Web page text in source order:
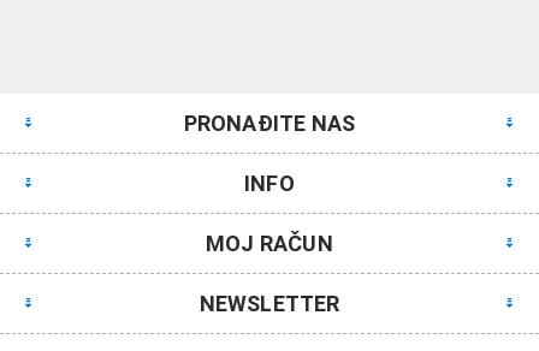
PRONAĐITE NAS
INFO
MOJ RAČUN
NEWSLETTER